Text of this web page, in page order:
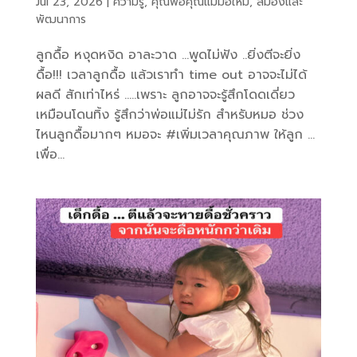
พัฒนาการ
ลูกดื้อ หงุดหงิด อาละวาด …พูดไม่ฟัง ..ยิ่งตีจะยิ่ง
ดื้อ!!! เวลาลูกดื้อ แล้วเราทำ time out อาจจะไม่ได้
ผลดี สักเท่าไหร่ …..เพราะ ลูกอาจจะรู้สึกโดดเดี่ยว
เหมือนโดนทิ้ง รู้สึกว่าพ่อแม่ไม่รัก สำหรับหมอ ช่วง
ไหนลูกดื้อมากๆ หมอจะ #เพิ่มเวลาคุณภาพ ให้ลูก …
เพื่อ...